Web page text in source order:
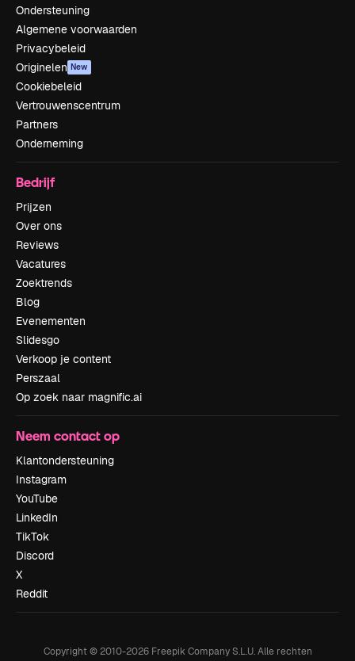
Ondersteuning
Algemene voorwaarden
Privacybeleid
Originelen New
Cookiebeleid
Vertrouwenscentrum
Partners
Onderneming
Bedrijf
Prijzen
Over ons
Reviews
Vacatures
Zoektrends
Blog
Evenementen
Slidesgo
Verkoop je content
Perszaal
Op zoek naar magnific.ai
Neem contact op
Klantondersteuning
Instagram
YouTube
LinkedIn
TikTok
Discord
X
Reddit
Copyright © 2010-2026Freepik Company S.L.U. Alle rechten